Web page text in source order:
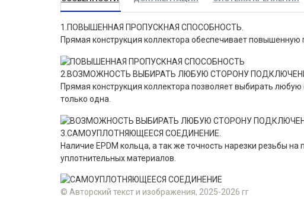
1.ПОВЫШЕННАЯ ПРОПУСКНАЯ СПОСОБНОСТЬ.
Прямая конструкция коллектора обеспечивает
2.ВОЗМОЖНОСТЬ ВЫБИРАТЬ ЛЮБУЮ СТОРОНУ
Прямая конструкция коллектора позволяет выбирать
только одна.
3.САМОУПЛОТНЯЮЩЕЕСЯ СОЕДИНЕНИЕ.
Наличие EPDM кольца, а так же точность нарезки резьбы
уплотнительных материалов.
© Авторский текст и изображения, 2025-2026 гг